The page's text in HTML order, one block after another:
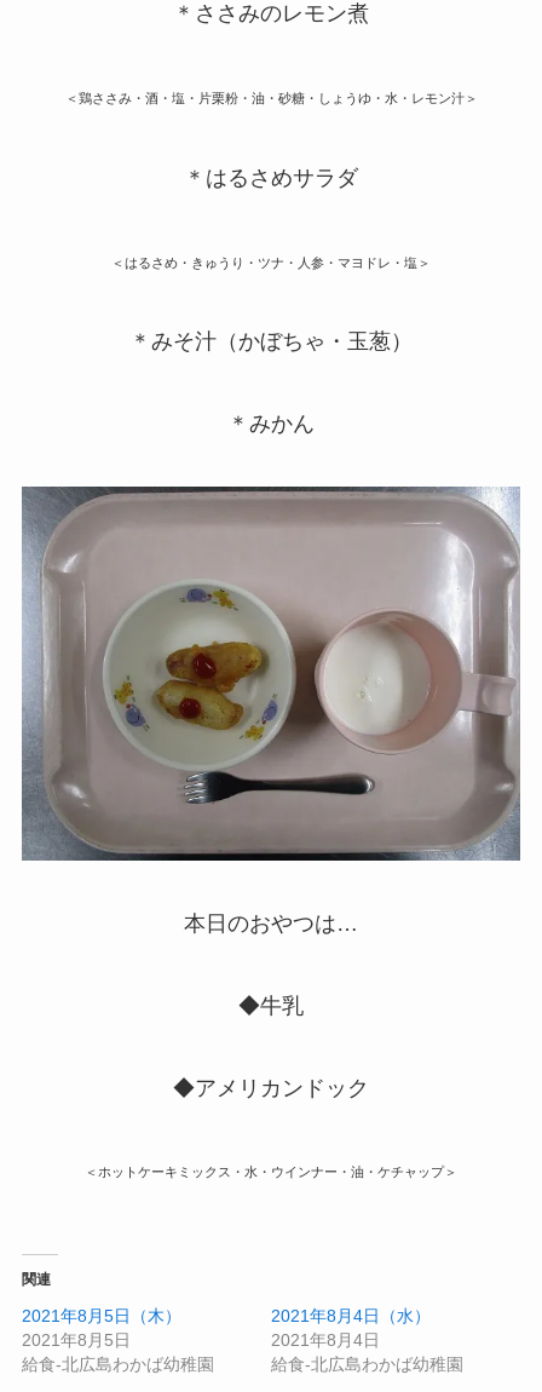
＊ささみのレモン煮
＜鶏ささみ・酒・塩・片栗粉・油・砂糖・しょうゆ・水・レモン汁＞
＊はるさめサラダ
＜はるさめ・きゅうり・ツナ・人参・マヨドレ・塩＞
＊みそ汁（かぼちゃ・玉葱）
＊みかん
本日のおやつは…
◆牛乳
◆アメリカンドック
＜ホットケーキミックス・水・ウインナー・油・ケチャップ＞
関連
2021年8月5日（木）
2021年8月5日
給食-北広島わかば幼稚園
2021年8月4日（水）
2021年8月4日
給食-北広島わかば幼稚園